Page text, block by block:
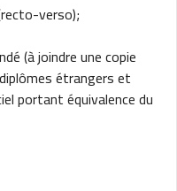
verso);
(à joindre une copie
étrangers et
portant équivalence du